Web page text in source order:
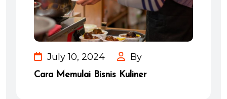
July 10, 2024 By
Cara Memulai Bisnis Kuliner